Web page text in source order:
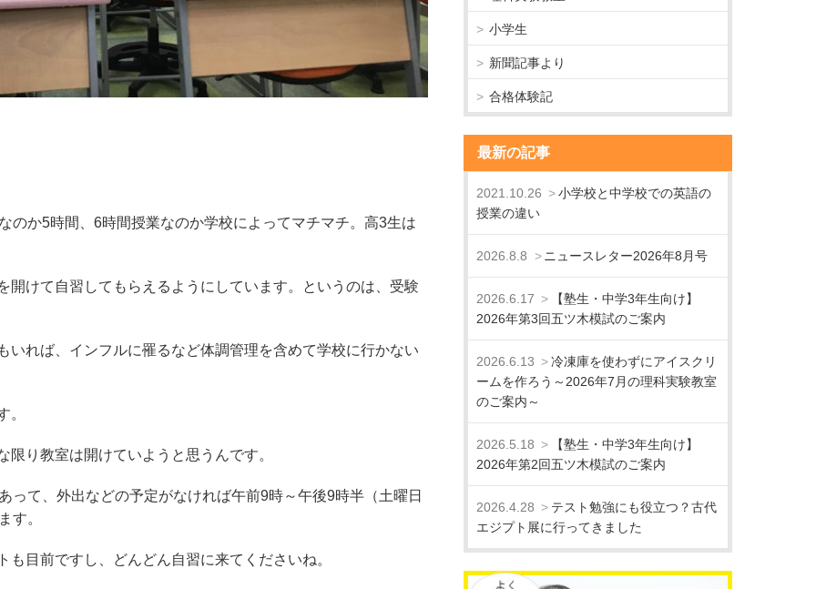
か5時間、6時間授業なのか学校によってマチマチ。 高3生は
けて自習してもらえるようにしています。というのは、受験
れば、インフルに罹るなど体調管理を含めて学校に行かない
。
り教室は開けていようと思うんです。
って、外出などの予定がなければ午前9時～午後9時半（土曜日
す。
目前ですし、どんどん自習に来てくださいね。
小学生
新聞記事より
合格体験記
最新の記事
2021.10.26
小学校と中学校での英語の
授業の違い
2026.8.8 ニュースレター2026年8月号
2026.6.17
【塾生・中学3年生向け】
2026年第3回五ツ木模試のご案内
2026.6.13
冷凍庫を使わずにアイスクリ
ームを作ろう～2026年7月の理科実験教室
のご案内～
2026.5.18
【塾生・中学3年生向け】
2026年第2回五ツ木模試のご案内
2026.4.28
テスト勉強にも役立つ？古代
エジプト展に行ってきました